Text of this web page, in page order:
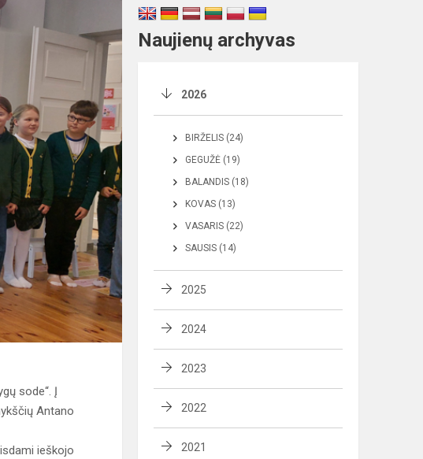
sode“. Į
Antano
ieškojo
Naujienų archyvas
2026
BIRŽELIS (24)
GEGUŽĖ (19)
BALANDIS (18)
KOVAS (13)
VASARIS (22)
SAUSIS (14)
2025
2024
2023
2022
2021